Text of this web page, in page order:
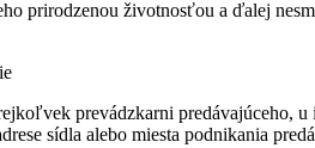
prirodzenou životnosťou a ďalej
prevádzkarni predávajúceho,
sídla alebo miesta podnikania